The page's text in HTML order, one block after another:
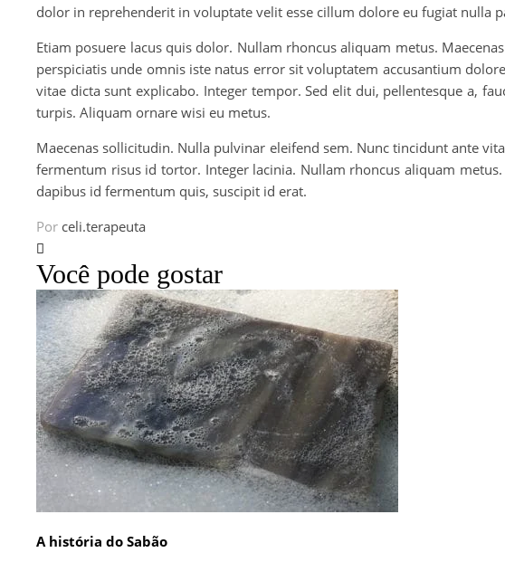
dolor in reprehenderit in voluptate velit esse cillum dolore eu fugiat nulla
Etiam posuere lacus quis dolor. Nullam rhoncus aliquam metus.
perspiciatis unde omnis iste natus error sit voluptatem accusantium
vitae dicta sunt explicabo. Integer tempor. Sed elit dui, pellentesque a,
turpis. Aliquam ornare wisi eu metus.
Maecenas sollicitudin. Nulla pulvinar eleifend sem. Nunc tincidunt ante
fermentum risus id tortor. Integer lacinia. Nullam rhoncus aliquam
dapibus id fermentum quis, suscipit id erat.
Por celi.terapeuta
Você pode gostar
A história do Sabão